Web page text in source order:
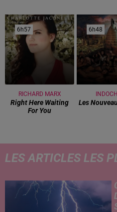
6h57
6h57
RICHARD MARX
Right Here Waiting
For You
6h48
6h48
Les
LES ARTICLES LES